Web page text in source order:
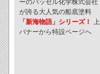
ーのバッセル化学株式会社
が誇る大人気の船底塗料
「新海物語」シリーズ！
上
バナーから特設ページへ